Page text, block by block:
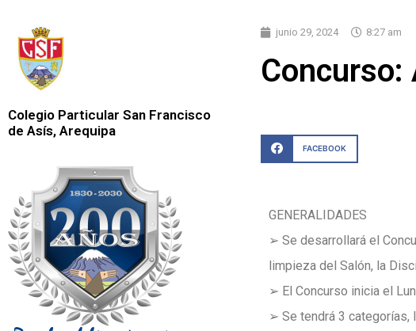
Colegio Particular San Francisco
de Asís, Arequipa
junio 29, 2024 8:27 am
Concurso:
FACEBOOK
GENERALIDADES
➢ Se desarrollará el
limpieza del Salón, la
➢ El Concurso inicia el
➢ Se tendrá 3 categorías,